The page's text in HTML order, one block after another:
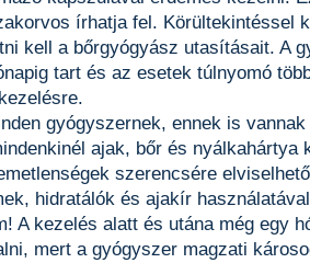
írhatja fel. Körültekintéssel
kell a bőrgyógyász utasításait. A
tart és az esetek túlnyomó
gyógyszernek, ennek is
ajak, bőr és nyálkahártya
szerencsére
hidratálók és ajakír
A kezelés alatt és utána még egy
mert a gyógyszer magzati